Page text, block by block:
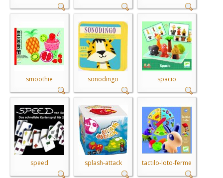
smoothie sonodingo spacio
speed splash-attack tactilo-loto-ferme